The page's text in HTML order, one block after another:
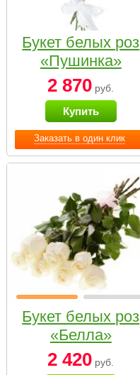
Заказать в один клик
Букет белых роз
«Пушинка»
2 870 руб.
Купить
Букет белых роз
«Белла»
2 420 руб.